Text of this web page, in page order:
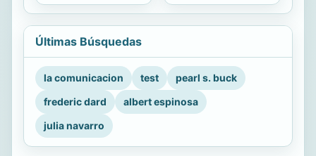
Últimas Búsquedas
la comunicacion test
pearl s. buck
frederic dard
albert espinosa
julia navarro